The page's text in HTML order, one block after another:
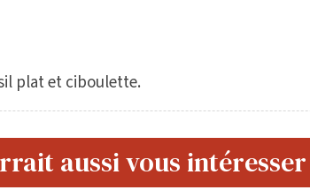
plat et ciboulette.
aussi vous intéresser